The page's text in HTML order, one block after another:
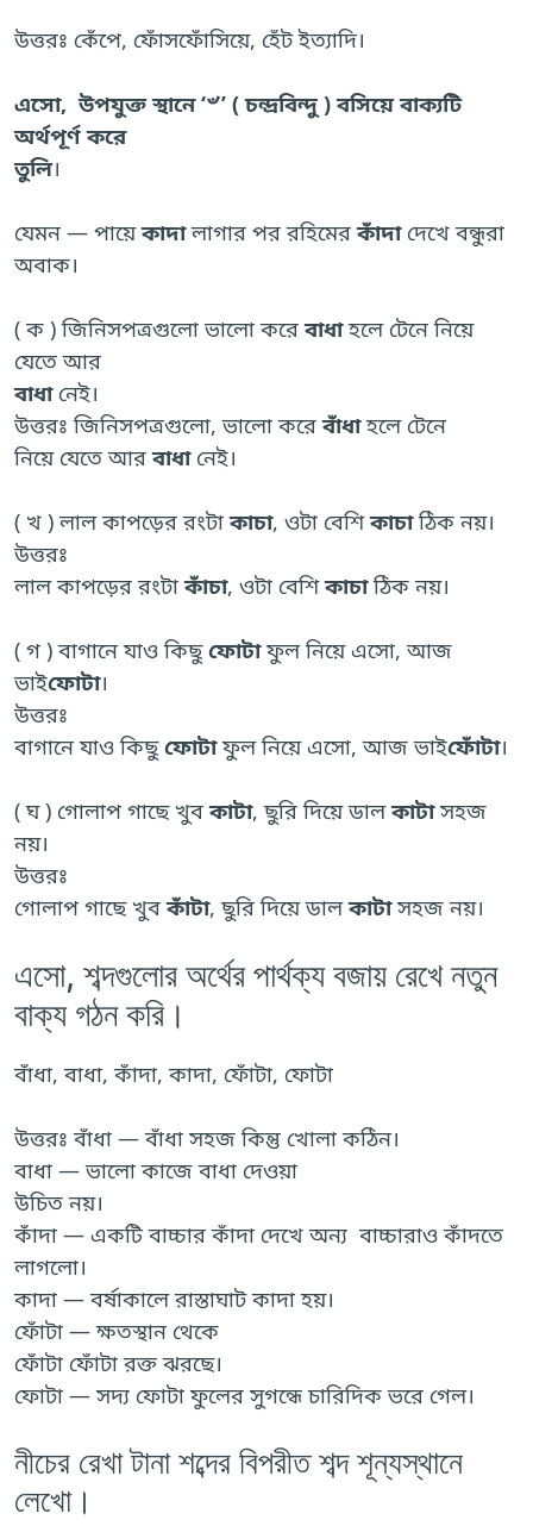
উত্তরঃ কেঁপে, ফোঁসফোঁসিয়ে, হেঁট ইত্যাদি।
এসো, উপযুক্ত স্থানে ‘৺’ ( চন্দ্রবিন্দু ) বসিয়ে বাক্যটি
অর্থপূর্ণ করে
তুলি।
যেমন — পায়েকাদালাগার পর রহিমেরকাঁদাদেখে বন্ধুরা
অবাক।
( ক ) জিনিসপত্রগুলো ভালো করেবাধাহলে টেনে নিয়ে
যেতে আর
বাধানেই।
উত্তরঃ জিনিসপত্রগুলো, ভালো করেবাঁধাহলে টেনে
নিয়ে যেতে আরবাধানেই।
( খ ) লাল কাপড়ের রংটাকাচা, ওটা বেশিকাচাঠিক নয়।
উত্তরঃ
লাল কাপড়ের রংটাকাঁচা, ওটা বেশিকাচাঠিক নয়।
( গ ) বাগানে যাও কিছুফোটাফুল নিয়ে এসো, আজ
ভাইফোটা।
উত্তরঃ
বাগানে যাও কিছুফোটাফুল নিয়ে এসো, আজ ভাইফোঁটা।
( ঘ ) গোলাপ গাছে খুবকাটা, ছুরি দিয়ে ডালকাটাসহজ
নয়।
উত্তরঃ
গোলাপ গাছে খুবকাঁটা, ছুরি দিয়ে ডালকাটাসহজ নয়।
এসো, শব্দগুলোর অর্থের পার্থক্য বজায় রেখে নতুন
বাক্য গঠন করি।
বাঁধা, বাধা, কাঁদা, কাদা, ফোঁটা, ফোটা
উত্তরঃ বাঁধা — বাঁধা সহজ কিন্তু খোলা কঠিন।
বাধা — ভালো কাজে বাধা দেওয়া
উচিত নয়।
কাঁদা — একটি বাচ্চার কাঁদা দেখে অন্য বাচ্চারাও কাঁদতে
লাগলো।
কাদা — বর্ষাকালে রাস্তাঘাট কাদা হয়।
ফোঁটা — ক্ষতস্থান থেকে
ফোঁটা ফোঁটা রক্ত ঝরছে।
ফোটা — সদ্য ফোটা ফুলের সুগন্ধে চারিদিক ভরে গেল।
নীচের রেখা টানা শব্দের বিপরীত শব্দ শূন্যস্থানে
লেখো।